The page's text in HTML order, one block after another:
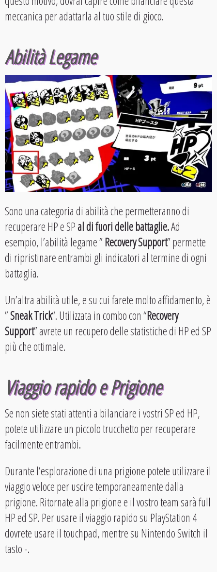
meccanica per adattarla al tuo stile di gioco.
Abilità Legame
Sono una categoria di abilità che permetteranno di
recuperare HP e SPal di fuori delle battaglie.Ad
esempio, l’abilità legame ”Recovery Support” permette
di ripristinare entrambi gli indicatori al termine di ogni
battaglia.
Un’altra abilità utile, e su cui farete molto affidamento, è
”Sneak Trick“. Utilizzata in combo con “Recovery
Support” avrete un recupero delle statistiche di HP ed SP
più che ottimale.
Viaggio rapido e Prigione
Se non siete stati attenti a bilanciare i vostri SP ed HP,
potete utilizzare un piccolo trucchetto per recuperare
facilmente entrambi.
Durante l’esplorazione di una prigione potete utilizzare il
viaggio veloce per uscire temporaneamente dalla
prigione. Ritornate alla prigione e il vostro team sarà full
HP ed SP. Per usare il viaggio rapido su PlayStation 4
dovrete usare il touchpad, mentre su Nintendo Switch il
tasto -.